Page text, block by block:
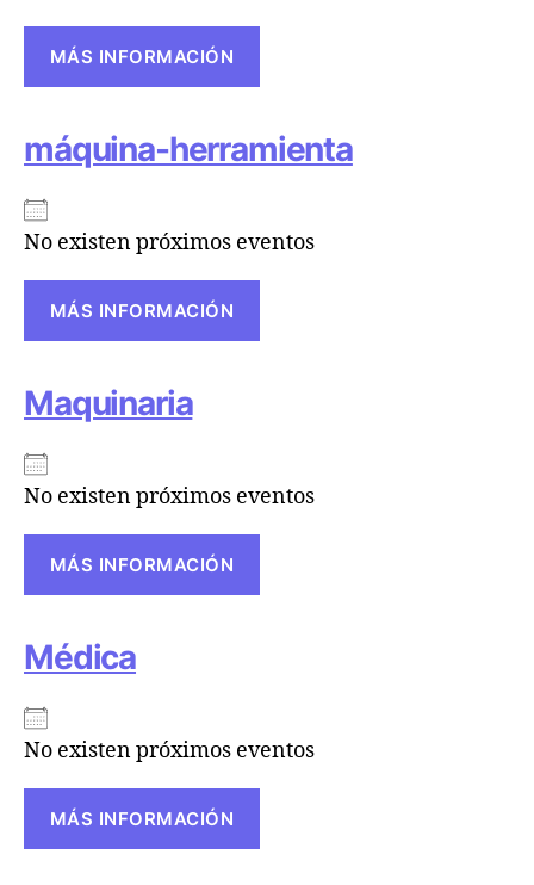
MÁS INFORMACIÓN
máquina-herramienta
No existen próximos eventos
MÁS INFORMACIÓN
Maquinaria
No existen próximos eventos
MÁS INFORMACIÓN
Médica
No existen próximos eventos
MÁS INFORMACIÓN